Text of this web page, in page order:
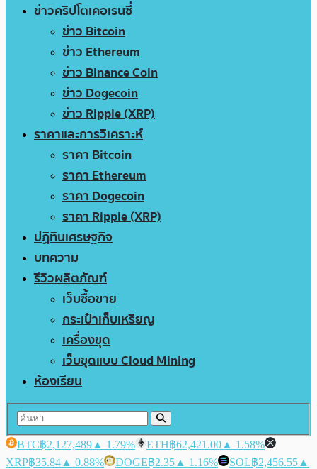
ข่าวคริปโตเคอเรนซี่
ข่าว Bitcoin
ข่าว Ethereum
ข่าว Binance Coin
ข่าว Dogecoin
ข่าว Ripple (XRP)
ราคาและการวิเคราะห์
ราคา Bitcoin
ราคา Ethereum
ราคา Dogecoin
ราคา Ripple (XRP)
ปฏิทินเศรษฐกิจ
บทความ
รีวิวผลิตภัณฑ์
เว็บซื้อขาย
กระเป๋าเก็บเหรียญ
เครื่องขุด
เว็บขุดแบบ Cloud Mining
ห้องเรียน
BTC฿2,127,489 ▲ 1.79% ETH฿62,421.00 ▲ 1.58%
XRP฿35.84 ▲ 0.88% DOGE฿2.35 ▲ 1.16% SOL฿2,456.55 ▲